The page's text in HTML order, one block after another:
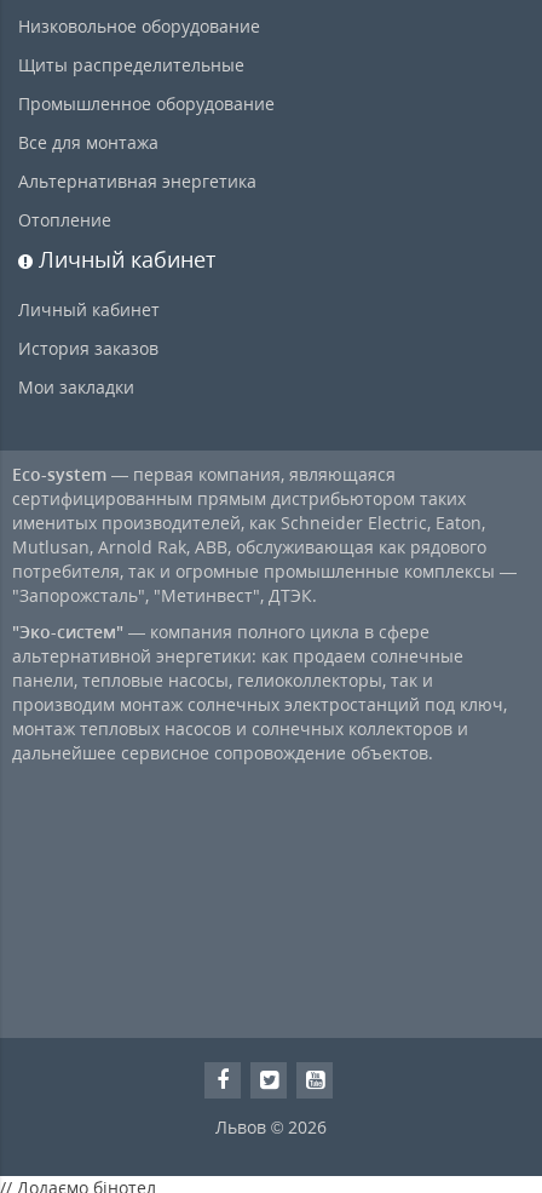
Низковольное оборудование
Щиты распределительные
Промышленное оборудование
Все для монтажа
Альтернативная энергетика
Отопление
Личный кабинет
Личный кабинет
История заказов
Мои закладки
Eco-system — первая компания, являющаяся
сертифицированным прямым дистрибьютором таких
именитых производителей, как Schneider Electric, Eaton,
Mutlusan, Arnold Rak, ABB, обслуживающая как рядового
потребителя, так и огромные промышленные комплексы —
"Запорожсталь", "Метинвест", ДТЭК.
"Эко-систем" — компания полного цикла в сфере
альтернативной энергетики: как продаем солнечные
панели, тепловые насосы, гелиоколлекторы, так и
производим монтаж солнечных электростанций под ключ,
монтаж тепловых насосов и солнечных коллекторов и
дальнейшее сервисное сопровождение объектов.
Львов © 2026
// Додаємо бінотел